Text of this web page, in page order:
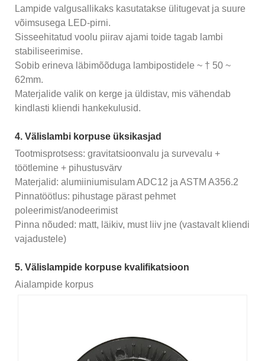
Lampide valgusallikaks kasutatakse ülitugevat ja suure
võimsusega LED-pirni.
Sisseehitatud voolu piirav ajami toide tagab lambi
stabiliseerimise.
Sobib erineva läbimõõduga lambipostidele ~ † 50 ~
62mm.
Materjalide valik on kerge ja üldistav, mis vähendab
kindlasti kliendi hankekulusid.
4. Välislambi korpuse üksikasjad
Tootmisprotsess: gravitatsioonvalu ja survevalu +
töötlemine + pihustusvärv
Materjalid: alumiiniumisulam ADC12 ja ASTM A356.2
Pinnatöötlus: pihustage pärast pehmet
poleerimist/anodeerimist
Pinna nõuded: matt, läikiv, must liiv jne (vastavalt kliendi
vajadustele)
5. Välislampide korpuse kvalifikatsioon
Aialampide korpus